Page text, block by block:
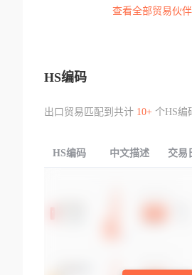
查看全部贸易伙伴
HS编码
出口贸易匹配到共计 10+个HS编
HS编码 中文描述 交易